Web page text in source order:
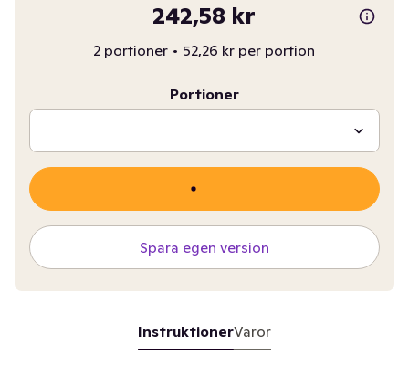
242,58 kr
2 portioner • 52,26 kr per portion
Portioner
Spara egen version
InstruktionerVaror